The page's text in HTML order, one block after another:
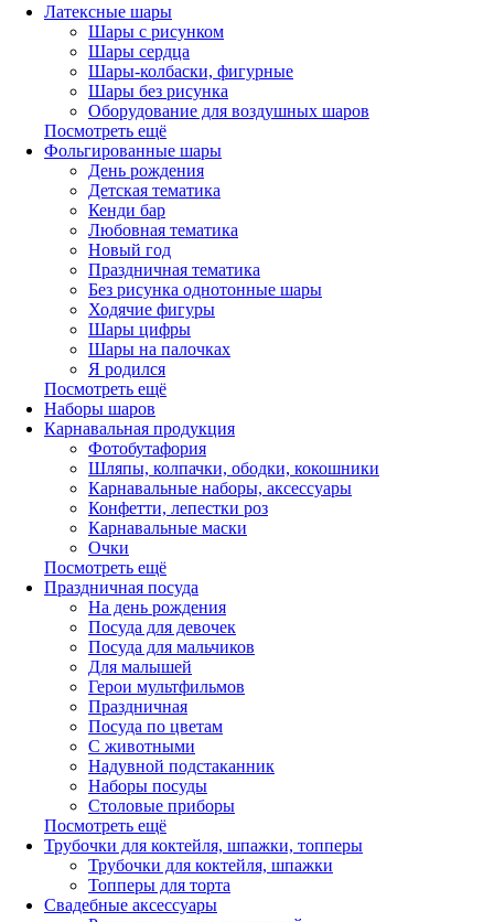
Латексные шары
Шары с рисунком
Шары сердца
Шары-колбаски, фигурные
Шары без рисунка
Оборудование для воздушных шаров
Посмотреть ещё
Фольгированные шары
День рождения
Детская тематика
Кенди бар
Любовная тематика
Новый год
Праздничная тематика
Без рисунка однотонные шары
Ходячие фигуры
Шары цифры
Шары на палочках
Я родился
Посмотреть ещё
Наборы шаров
Карнавальная продукция
Фотобутафория
Шляпы, колпачки, ободки, кокошники
Карнавальные наборы, аксессуары
Конфетти, лепестки роз
Карнавальные маски
Очки
Посмотреть ещё
Праздничная посуда
На день рождения
Посуда для девочек
Посуда для мальчиков
Для малышей
Герои мультфильмов
Праздничная
Посуда по цветам
С животными
Надувной подстаканник
Наборы посуды
Столовые приборы
Посмотреть ещё
Трубочки для коктейля, шпажки, топперы
Трубочки для коктейля, шпажки
Топперы для торта
Свадебные аксессуары